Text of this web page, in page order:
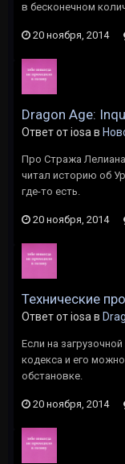
в бесконечном
20 ноября, 2014
Dragon Age:
Ответ от iosa в
Про Стража
читал историю об
где-то есть.
20 ноября, 2014
Технические
Ответ от iosa в
Если на
кодекса и его
обстановке.
20 ноября, 2014